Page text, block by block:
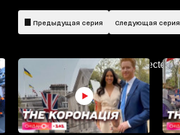
AdBlockDetected!
Предыдущая серия Следующая серия